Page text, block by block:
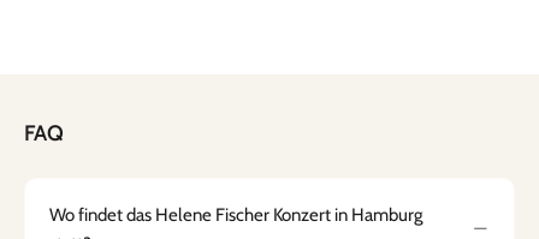
FAQ
Wo findet das Helene Fischer Konzert in Hamburg